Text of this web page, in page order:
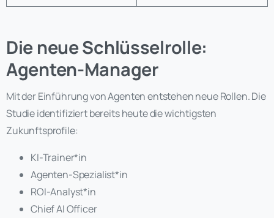
Die neue Schlüsselrolle:
Agenten-Manager
Mit der Einführung von Agenten entstehen neue Rollen. Die
Studie identifiziert bereits heute die wichtigsten
Zukunftsprofile:
KI-Trainer*in
Agenten-Spezialist*in
ROI-Analyst*in
Chief AI Officer